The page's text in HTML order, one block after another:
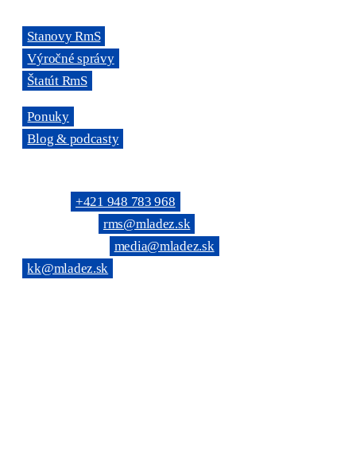
Stanovy RmS
Výročné správy
Štatút RmS
Ponuky
Blog & podcasty
+421 948 783 968
rms@mladez.sk
media@mladez.sk
kk@mladez.sk